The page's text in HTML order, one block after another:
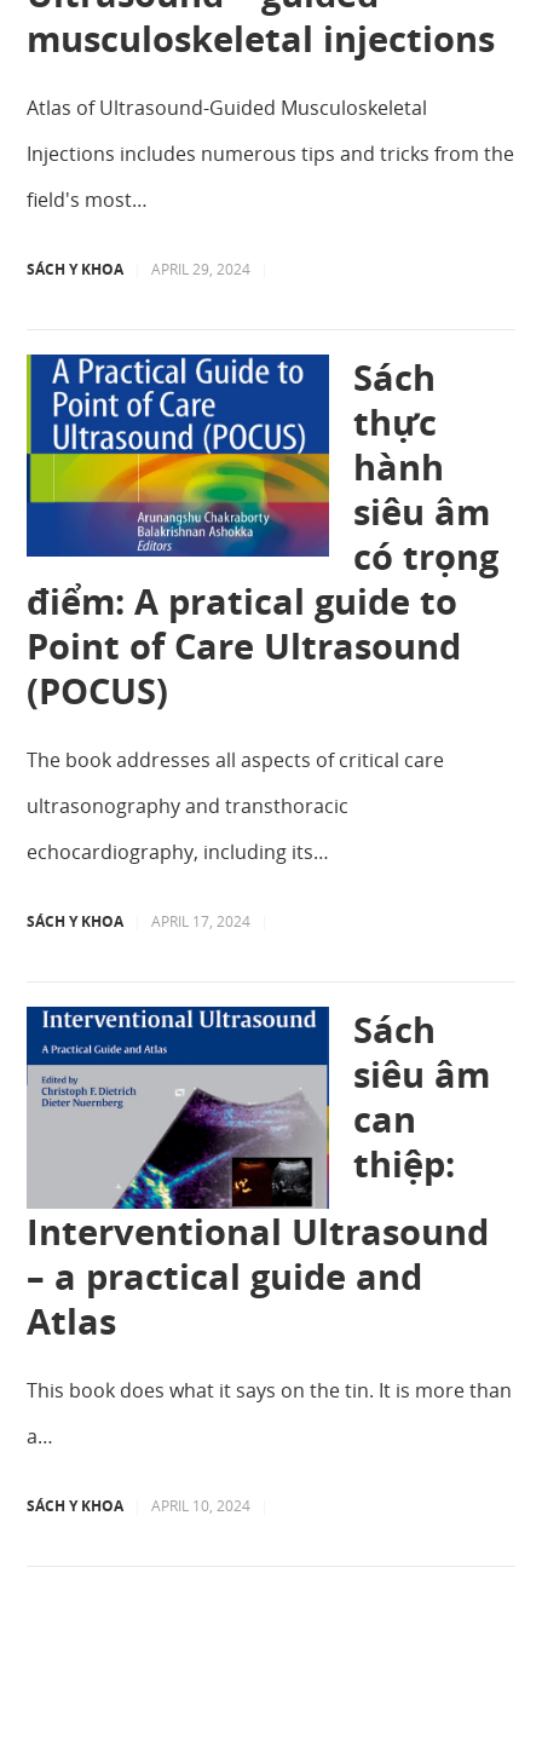
musculoskeletal injections
Atlas of Ultrasound-Guided Musculoskeletal
Injections includes numerous tips and tricks from the
field's most…
SÁCH Y KHOA APRIL 29, 2024
Sách
thực
hành
siêu âm
có trọng
điểm: A pratical guide to
Point of Care Ultrasound
(POCUS)
The book addresses all aspects of critical care
ultrasonography and transthoracic
echocardiography, including its…
SÁCH Y KHOA APRIL 17, 2024
Sách
siêu âm
can
thiệp:
Interventional Ultrasound
– a practical guide and
Atlas
This book does what it says on the tin. It is more than
a…
SÁCH Y KHOA APRIL 10, 2024